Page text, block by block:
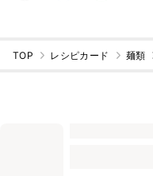
TOP レシピカード 麺類